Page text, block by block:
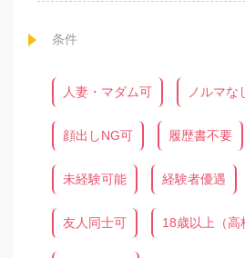
条件
人妻・マダム可 ノルマな
顔出しNG可 履歴書不要
未経験可能 経験者優遇
友人同士可 18歳以上（高